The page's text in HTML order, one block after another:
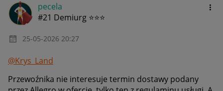
pecela
#21 Demiurg ⭐⭐⭐
‎25-05-2026 20:27
@Krys_Land
Przewoźnika nie interesuje termin dostawy podany